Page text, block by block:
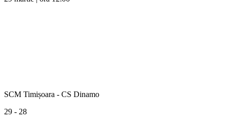
SCM Timișoara - CS Dinamo
29 - 28